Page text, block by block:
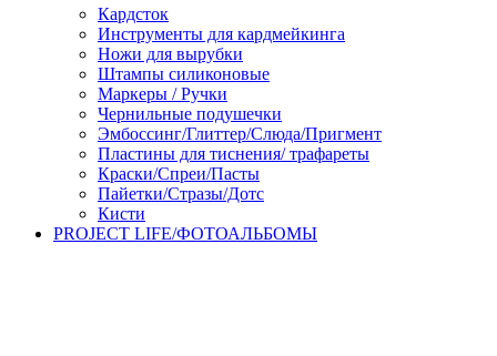
Кардсток
Инструменты для кардмейкинга
Ножи для вырубки
Штампы силиконовые
Маркеры / Ручки
Чернильные подушечки
Эмбоссинг/Глиттер/Слюда/Пригмент
Пластины для тиснения/ трафареты
Краски/Спреи/Пасты
Пайетки/Стразы/Дотс
Кисти
PROJECT LIFE/ФОТОАЛЬБОМЫ